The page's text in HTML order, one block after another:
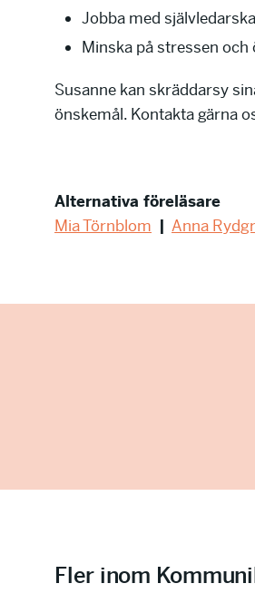
Jobba med
Minska på stressen och
Susanne kan skräddarsy
önskemål. Kontakta gärna
Alternativa föreläsare
Mia Törnblom | Anna
Fler inom